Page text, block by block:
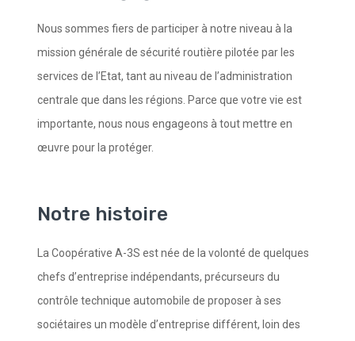
Nous sommes fiers de participer à notre niveau à la
mission générale de sécurité routière pilotée par les
services de l’Etat, tant au niveau de l’administration
centrale que dans les régions. Parce que votre vie est
importante, nous nous engageons à tout mettre en
œuvre pour la protéger.
Notre histoire
La Coopérative A-3S est née de la volonté de quelques
chefs d’entreprise indépendants, précurseurs du
contrôle technique automobile de proposer à ses
sociétaires un modèle d’entreprise différent, loin des